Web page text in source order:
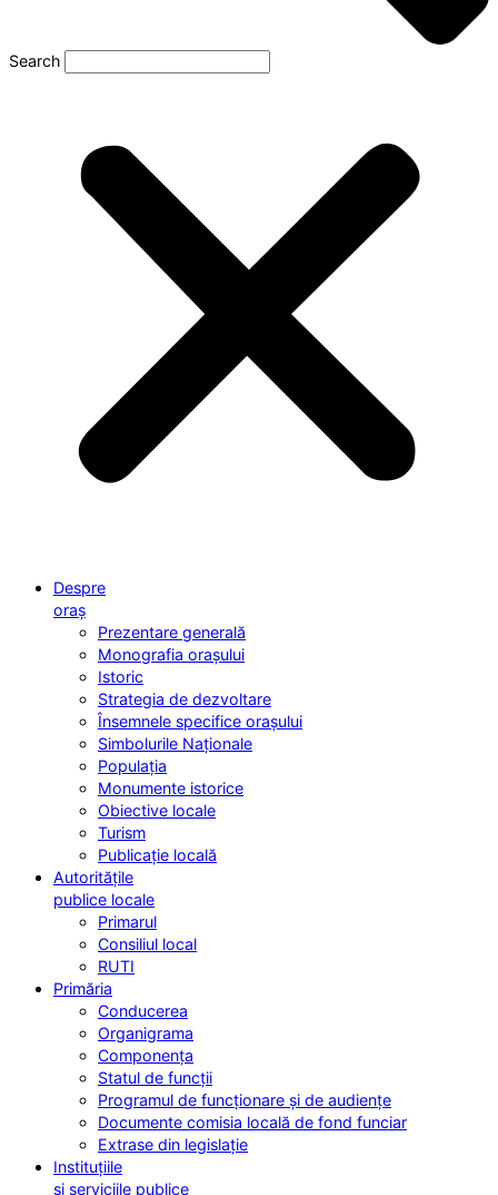
Search
Despre
oraș
Prezentare generală
Monografia orașului
Istoric
Strategia de dezvoltare
Însemnele specifice orașului
Simbolurile Naționale
Populația
Monumente istorice
Obiective locale
Turism
Publicație locală
Autoritățile
publice locale
Primarul
Consiliul local
RUTI
Primăria
Conducerea
Organigrama
Componența
Statul de funcții
Programul de funcționare și de audiențe
Documente comisia locală de fond funciar
Extrase din legislație
Instituțiile
și serviciile publice